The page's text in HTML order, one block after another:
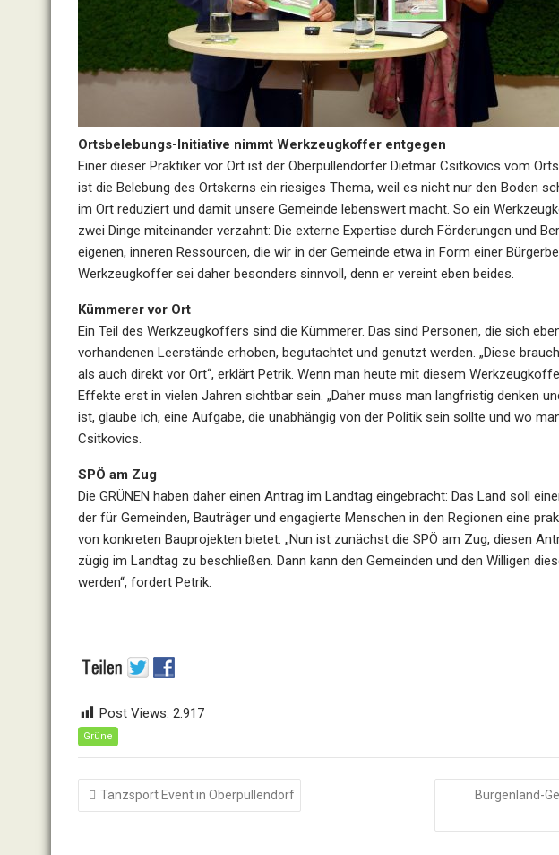
Ortsbelebungs-Initiative nimmt Werkzeugkoffer entgegen
Einer dieser Praktiker vor Ort ist der Oberpullendorfer Dietmar Csitkovics vom
ist die Belebung des Ortskerns ein riesiges Thema, weil es nicht nur den Boden
im Ort reduziert und damit unsere Gemeinde lebenswert macht. So ein
zwei Dinge miteinander verzahnt: Die externe Expertise durch Förderungen und
eigenen, inneren Ressourcen, die wir in der Gemeinde etwa in Form einer
Werkzeugkoffer sei daher besonders sinnvoll, denn er vereint eben beides.
Kümmerer vor Ort
Ein Teil des Werkzeugkoffers sind die Kümmerer. Das sind Personen, die sich
vorhandenen Leerstände erhoben, begutachtet und genutzt werden. „Diese
als auch direkt vor Ort“, erklärt Petrik. Wenn man heute mit diesem
Effekte erst in vielen Jahren sichtbar sein. „Daher muss man langfristig denken
ist, glaube ich, eine Aufgabe, die unabhängig von der Politik sein sollte und wo
Csitkovics.
SPÖ am Zug
Die GRÜNEN haben daher einen Antrag im Landtag eingebracht: Das Land soll
der für Gemeinden, Bauträger und engagierte Menschen in den Regionen eine
von konkreten Bauprojekten bietet. „Nun ist zunächst die SPÖ am Zug, diesen
zügig im Landtag zu beschließen. Dann kann den Gemeinden und den Willigen
werden“, fordert Petrik.
Post Views: 2.917
Grüne
Beitragsnavigation
Tanzsport Event in Oberpullendorf
Burgenland-